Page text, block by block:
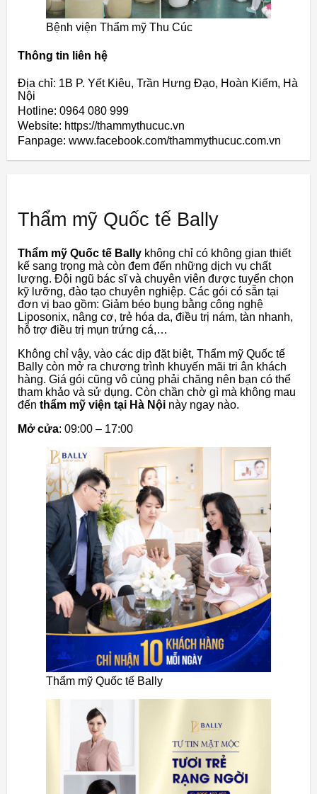
Bệnh viện Thẩm mỹ Thu Cúc
Thông tin liên hệ
Địa chỉ: 1B P. Yết Kiêu, Trần Hưng Đạo, Hoàn Kiếm, Hà
Nội
Hotline: 0964 080 999
Website: https://thammythucuc.vn
Fanpage: www.facebook.com/thammythucuc.com.vn
Thẩm mỹ Quốc tế Bally
Thẩm mỹ Quốc tế Bally không chỉ có không gian thiết
kế sang trọng mà còn đem đến những dịch vụ chất
lượng. Đội ngũ bác sĩ và chuyên viên được tuyển chọn
kỹ lưỡng, đào tạo chuyên nghiệp. Các gói có sẵn tại
đơn vị bao gồm: Giảm béo bụng bằng công nghệ
Liposonix, nâng cơ, trẻ hóa da, điều trị nám, tàn nhanh,
hỗ trợ điều trị mụn trứng cá,…
Không chỉ vậy, vào các dịp đặt biệt, Thẩm mỹ Quốc tế
Bally còn mở ra chương trình khuyến mãi tri ân khách
hàng. Giá gói cũng vô cùng phải chăng nên bạn có thể
tham khảo và sử dụng. Còn chần chờ gì mà không mau
đến thẩm mỹ viện tại Hà Nội này ngay nào.
Mở cửa: 09:00 – 17:00
Thẩm mỹ Quốc tế Bally